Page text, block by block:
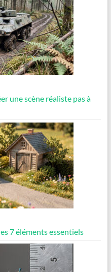
une scène réaliste pas à
7 éléments essentiels